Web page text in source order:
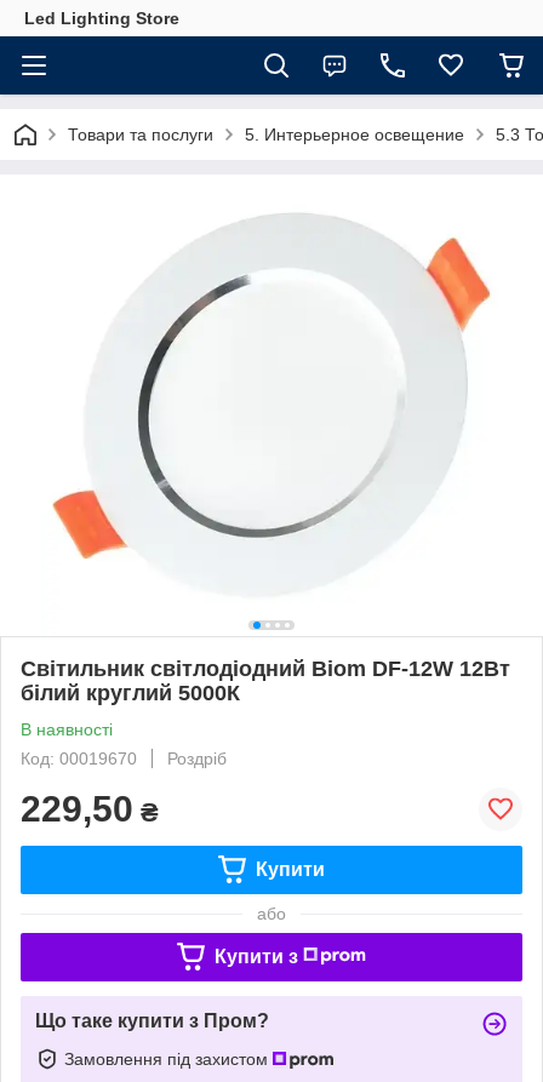
Led Lighting Store
Товари та послуги 5. Интерьерное освещение 5.3
Світильник світлодіодний Biom DF-12W 12Вт
білий круглий 5000К
В наявності
Код: 00019670
Роздріб
229,50 ₴
Купити
або
Купити з
Що таке купити з Пром?
Замовлення під захистом